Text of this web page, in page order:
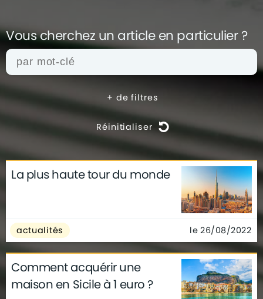
Vous cherchez un article en particulier ?
+ de filtres
Réinitialiser
actualités architecture
archives
gouvernement
technologie
La plus haute tour du monde
actualités le 26/08/2022
Comment acquérir une
maison en Sicile à 1 euro ?